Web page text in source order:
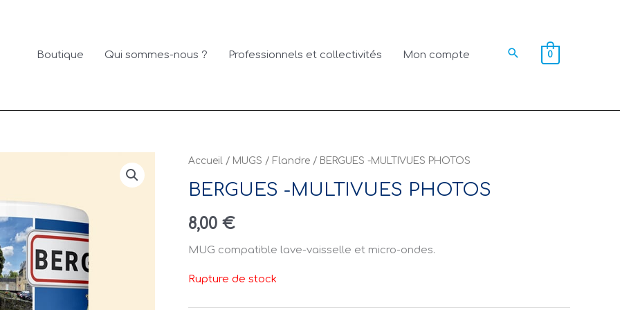
Boutique Qui sommes-nous ? Professionnels et collectivités Mon compte Rechercher
0
Accueil / MUGS / Flandre / BERGUES -MULTIVUES PHOTOS
BERGUES -MULTIVUES PHOTOS
8,00 €
MUG compatible lave-vaisselle et micro-ondes.
Rupture de stock